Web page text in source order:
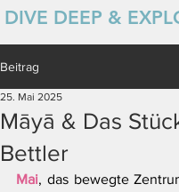
DIVE DEEP &
Beitrag
Māyā & Das
Bettler
25. Mai 2025
Mai, das bewegte